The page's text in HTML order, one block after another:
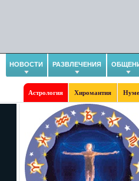
НОВОСТИ РАЗВЛЕЧЕНИЯ
Астрология Хиромантия